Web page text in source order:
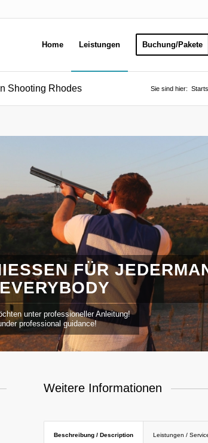
Home Leistungen Buchung/Pakete
Shooting Rhodes Sie sind hier:
FÜR
unter professioneller Anleitung!
professional guidance!
Weitere Informationen
Beschreibung / Description Leistungen /